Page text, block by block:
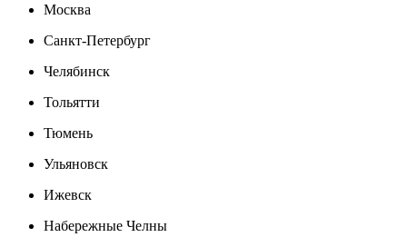
Москва
Санкт-Петербург
Челябинск
Тольятти
Тюмень
Ульяновск
Ижевск
Набережные Челны